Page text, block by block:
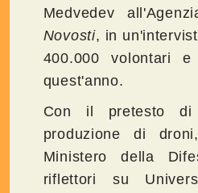
Medvedev
Novosti, in
400.000 volontari
quest'anno.
Con il pretesto
produzione di
Ministero della
riflettori su